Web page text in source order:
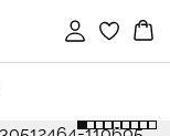
Einloggen